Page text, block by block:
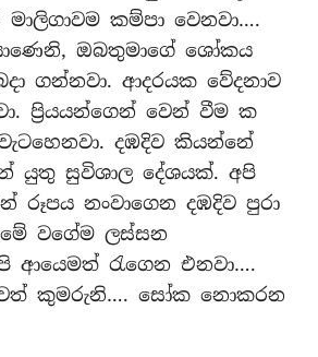
කම්පා වෙනවා….
ඔබතුමාගේ ශෝකය
ගන්නවා. ආදරයක වේදනාව
ප්‍රියයන්ගෙන් වෙන් වීම ක
දඹදිව කියන්නේ
යුතු සුවිශාල දේශයක්. අපි
රූපය නංවාගෙන දඹදිව පුරා
වගේම ලස්සන
ආයෙමත් රැගෙන එනවා….
කුමරුනි…. සෝක නොකරන